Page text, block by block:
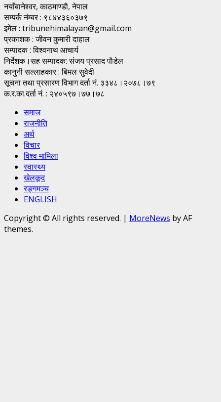
नयाँबानेश्वर, काठमाण्डाै, नेपाल
सम्पर्क नंम्बर : ९८४४३६०३७९
इमेल : tribunehimalayan@gmail.com
प्रकाशक : जीवन कुमारी दाहाल
सम्पादक : विश्वनाथ आचार्य
निर्देशक।सह सम्पादक: संजय प्रसाद पाैडेल
कानुनी सल्लाहकार : बिमल सुवेदी
सूचना तथा प्रसारण विभाग दर्ता नं. ३३४८।२०७८।७९
क.र.का.दर्ता नं. : २४०५९७।७७।७८
समाज
राजनीति
अर्थ
विचार
विश्व मामिला
स्वास्थ्य
खेलकूद
रङ्गमञ्च
ENGLISH
Copyright © All rights reserved. | MoreNews by AF
themes.